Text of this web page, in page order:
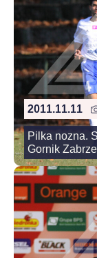
2011.11.11
Pilka nozna.
Gornik